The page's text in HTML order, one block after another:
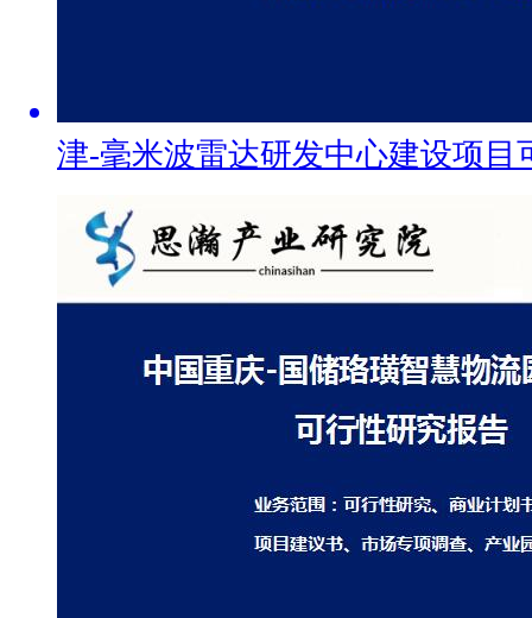
津-毫米波雷达研发中心建设项目